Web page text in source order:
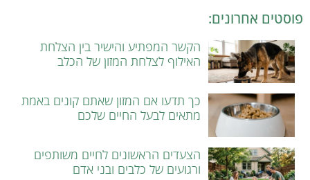
פוסטים אחרונים:
הקשר המפתיע והישיר בין הצלחת
האילוף לצלחת המזון של הכלב
כך תדעו אם המזון שאתם קונים באמת
מתאים לבעל החיים שלכם
הצעדים הראשונים לחיים משותפים
ורגועים של כלבים ובני אדם